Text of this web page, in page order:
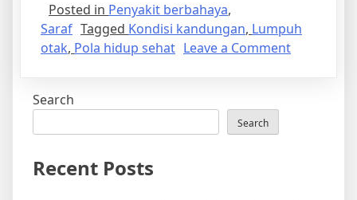
Posted in Penyakit berbahaya,
Saraf Tagged Kondisi kandungan, Lumpuh
otak, Pola hidup sehat Leave a Commenton
Search
Search
Recent Posts